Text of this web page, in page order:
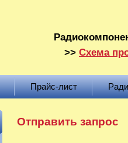
>> Схема
Прайс-лист
Отправить запрос